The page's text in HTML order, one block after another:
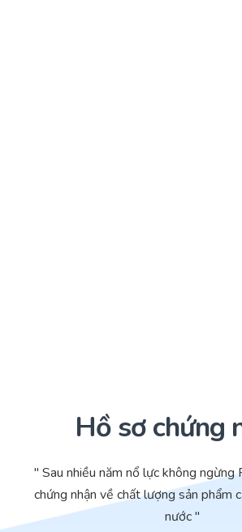
Hồ sơ chứng
" Sau nhiều năm nổ lực không ngừng
chứng nhận về chất lượng sản phẩm
nước "